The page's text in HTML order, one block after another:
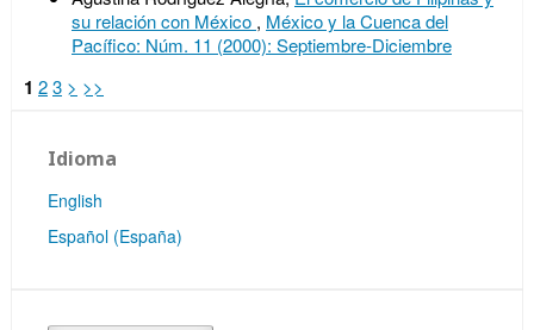
su relación con México , México y la Cuenca del
Pacífico: Núm. 11 (2000): Septiembre-Diciembre
1 23 > >>
Idioma
English
Español (España)